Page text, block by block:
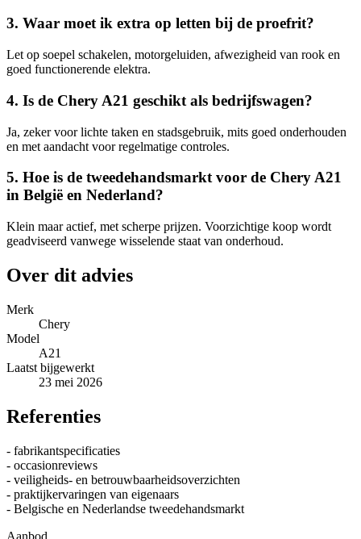
3. Waar moet ik extra op letten bij de proefrit?
Let op soepel schakelen, motorgeluiden, afwezigheid van rook en
goed functionerende elektra.
4. Is de Chery A21 geschikt als bedrijfswagen?
Ja, zeker voor lichte taken en stadsgebruik, mits goed onderhouden
en met aandacht voor regelmatige controles.
5. Hoe is de tweedehandsmarkt voor de Chery A21
in België en Nederland?
Klein maar actief, met scherpe prijzen. Voorzichtige koop wordt
geadviseerd vanwege wisselende staat van onderhoud.
Over dit advies
Merk
Chery
Model
A21
Laatst bijgewerkt
23 mei 2026
Referenties
- fabrikantspecificaties
- occasionreviews
- veiligheids- en betrouwbaarheidsoverzichten
- praktijkervaringen van eigenaars
- Belgische en Nederlandse tweedehandsmarkt
Aanbod